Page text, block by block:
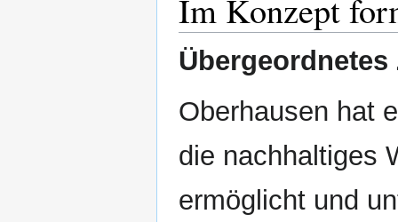
Im Konzept
Übergeordnetes
Oberhausen hat
die nachhaltiges
ermöglicht und